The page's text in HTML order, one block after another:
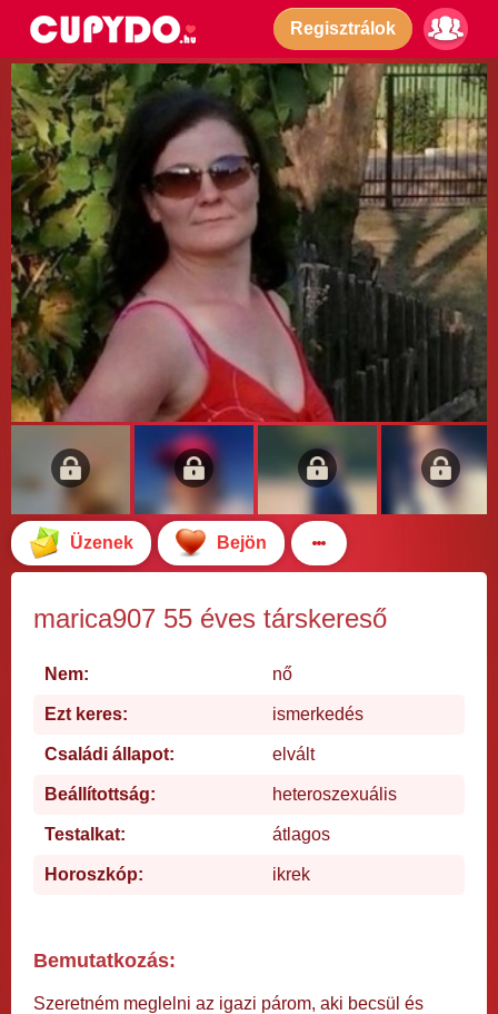
Regisztrálok
Üzenek Bejön
marica907 55 éves társkereső
Nem: nő
Ezt keres: ismerkedés
Családi állapot: elvált
Beállítottság: heteroszexuális
Testalkat: átlagos
Horoszkóp: ikrek
Bemutatkozás:
Szeretném meglelni az igazi párom, aki becsül és